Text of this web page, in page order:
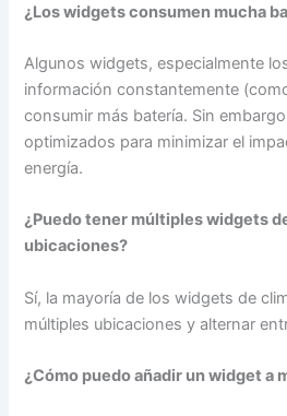
¿Los widgets consumen mucha
Algunos widgets, especialmente
información constantemente
consumir más batería. Sin
optimizados para minimizar el
energía.
¿Puedo tener múltiples widgets
ubicaciones?
Sí, la mayoría de los widgets de
múltiples ubicaciones y alternar
¿Cómo puedo añadir un widget a